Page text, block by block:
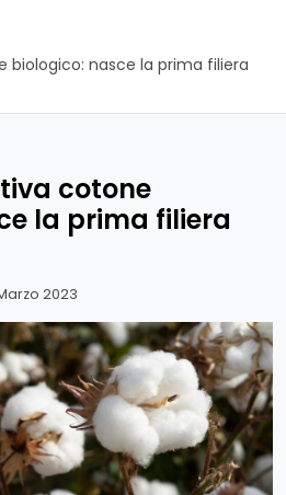
biologico: nasce la prima filiera
cotone
la prima filiera
2023